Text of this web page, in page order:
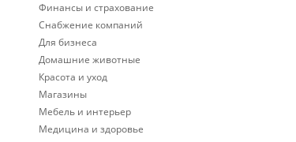
Финансы и страхование
Снабжение компаний
Для бизнеса
Домашние животные
Красота и уход
Магазины
Мебель и интерьер
Медицина и здоровье